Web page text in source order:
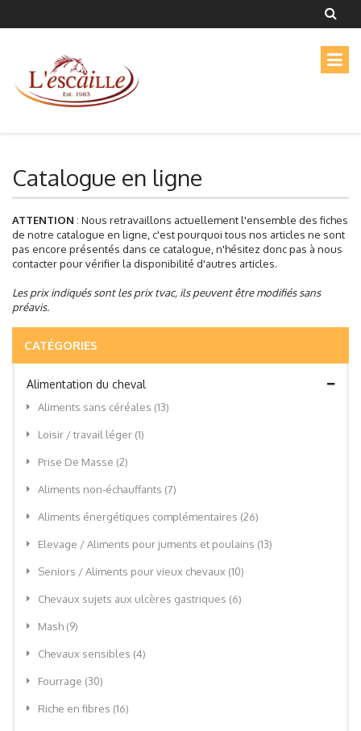
Catalogue en ligne
ATTENTION : Nous retravaillons actuellement l'ensemble des fiches
de notre catalogue en ligne, c'est pourquoi tous nos articles ne sont
pas encore présentés dans ce catalogue, n'hésitez donc pas à nous
contacter pour vérifier la disponibilité d'autres articles.
Les prix indiqués sont les prix tvac, ils peuvent être modifiés sans
préavis.
CATÉGORIES
Alimentation du cheval
Aliments sans céréales (13)
Loisir / travail léger (1)
Prise De Masse (2)
Aliments non-échauffants (7)
Aliments énergétiques complémentaires (26)
Elevage / Aliments pour juments et poulains (13)
Seniors / Aliments pour vieux chevaux (10)
Chevaux sujets aux ulcères gastriques (6)
Mash (9)
Chevaux sensibles (4)
Fourrage (30)
Riche en fibres (16)